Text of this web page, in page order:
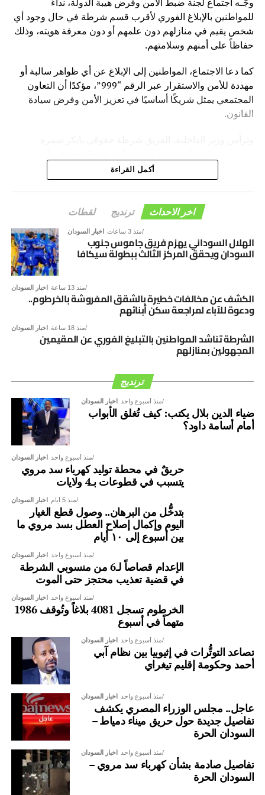
ونصح يس، أصحاب المكاتب العقارية وملاك الشقق بالحرص
على التنظيم والترخيص لتفادي الوقوع في المخالفات.
وجّـه اجتماع لجنة ضبط الأمن وفرض هيبة الدولة، نداءً
للمواطنين بالإبلاغ الفوري لأقرب قسم شرطة في حال وجود أي
شخص يقيم في منازلهم دون علمهم أو دون معرفة هويته، وذلك
حفاظاً على أمنهم وسلامتهم.
كما دعا الاجتماع، المواطنين إلى الإبلاغ عن أي ظواهر سالبة أو
مهددة للأمن والاستقرار عبر الرقم “999”، مؤكدًا أن التعاون
المجتمعي يمثل شريكًا أساسيًا في تعزيز الأمن وفرض سيادة
القانون.
المنعم فضل حسين، مدير عام قوات الشرطة، وأعضاء اللجنة.
وأوضح المتحدث الرسمي باسم قوات الشرطة ـ رئيس اللجنة
الإعلامية، العميد شرطة فتح الرحمن محمد التوم، أن الاجتماع
ناقش تقارير أداء اللجان المختلفة، واطمأن على الجهود الكبيرة
التي تبذلها اللجان في إسناد لجنة أمن ولاية الخرطوم، وتعزيز
الأمن والاستقرار بالولاية، وتهيئة الظروف المُناسبة لتسهيل عودة
واستمع الاجتماع إلى تقرير مُفصّل قدمه الفريق شرطة ياسر
عمر أبوزيد، مدير عام قوات السجون، حول الجهود المبذولة
لإعادة تأهيل وصيانة المؤسسات الإصلاحية، بما يمكنها من
استيعاب النزلاء، وفقًا للمعايير المطلوبة، مع مراعاة مبادئ
حقوق الإنسان والضوابط القانونية ذات الصلة.
أكمل القراءة
اخر الاحداث ترنديج لقطات
اخبار السودان منذ 3 ساعات
الهلال السوداني يهزم فريق جاموس جنوب
السودان ويحقق المركز الثالث ببطولة سيكافا
اخبار السودان منذ 13 ساعة
الكشف عن مخالفات خطيرة بالشقق المفروشة بالخرطوم..
ودعوة للآباء لمراجعة سكن أبنائهم
اخبار السودان منذ 18 ساعة
الشرطة تناشد المواطنين بالتبليغ الفوري عن المقيمين
المجهولين بمنازلهم
ترنديج
اخبار السودان منذ أسبوع واحد
ضياء الدين بلال يكتب: كيف تُغلق الأبواب
أمام أسامة داود؟
اخبار السودان منذ أسبوع واحد
حريقٌ في محطة توليد كهرباء سد مروي
يتسبب في قطوعات بـ4 ولايات
اخبار السودان منذ 5 أيام
بتدخُّل من البرهان.. وصول قطع الغيار
اليوم وإكمال إصلاح العطل بسد مروي ما
بين أسبوع إلى ١٠ أيام
اخبار السودان منذ أسبوع واحد
الإعدام قصاصاً لـ6 من منسوبي الشرطة
في قضية تعذيب محتجز حتى الموت
اخبار السودان منذ أسبوع واحد
الخرطوم تسجل 4081 بلاغاً وتُوقف 1986
متهماً في أسبوع
اخبار السودان منذ أسبوع واحد
تصاعد التوتُّرات في إثيوبيا بين نظام آبي
أحمد وحكومة إقليم تيغراي
اخبار السودان منذ أسبوع واحد
عاجل.. مجلس الوزراء المصري يكشف
تفاصيل جديدة حول حريق ميناء دمياط –
السودان الحرة
اخبار السودان منذ أسبوع واحد
تفاصيل صادمة بشأن كهرباء سد مروي –
السودان الحرة